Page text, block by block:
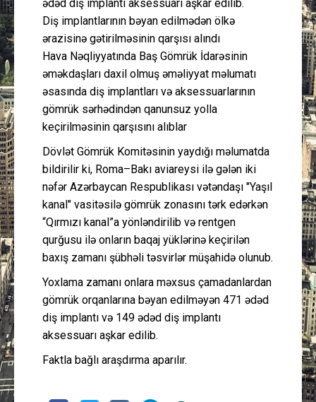
Əlaqə
ədəd diş implantı aksessuarı aşkar edilib.
Diş implantlarının bəyan edilmədən ölkə
ərazisinə gətirilməsinin qarşısı alındı
Hava Nəqliyyatında Baş Gömrük İdarəsinin
əməkdaşları daxil olmuş əməliyyat məlumatı
əsasında diş implantları və aksessuarlarının
gömrük sərhədindən qanunsuz yolla
keçirilməsinin qarşısını alıblar
Dövlət Gömrük Komitəsinin yaydığı məlumatda
bildirilir ki, Roma–Bakı aviareysi ilə gələn iki
nəfər Azərbaycan Respublikası vətəndaşı "Yaşıl
kanal" vasitəsilə gömrük zonasını tərk edərkən
“Qırmızı kanal”a yönləndirilib və rentgen
qurğusu ilə onların baqaj yüklərinə keçirilən
baxış zamanı şübhəli təsvirlər müşahidə olunub.
Yoxlama zamanı onlara məxsus çamadanlardan
gömrük orqanlarına bəyan edilməyən 471 ədəd
diş implantı və 149 ədəd diş implantı
aksessuarı aşkar edilib.
Faktla bağlı araşdırma aparılır.